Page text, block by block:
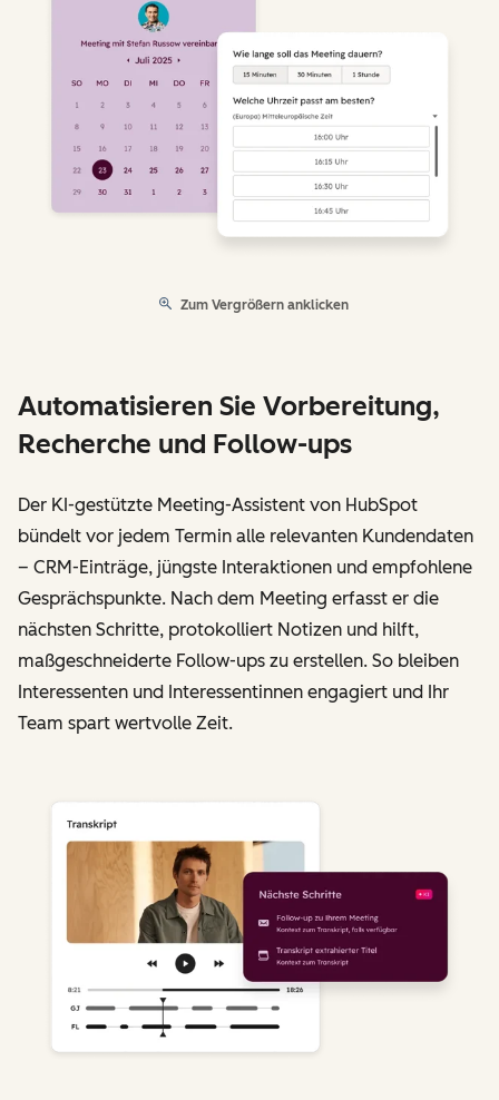
Zum Vergrößern anklicken
Automatisieren Sie Vorbereitung,
Recherche und Follow-ups
Der KI-gestützte Meeting-Assistent von HubSpot
bündelt vor jedem Termin alle relevanten Kundendaten
– CRM-Einträge, jüngste Interaktionen und empfohlene
Gesprächspunkte. Nach dem Meeting erfasst er die
nächsten Schritte, protokolliert Notizen und hilft,
maßgeschneiderte Follow-ups zu erstellen. So bleiben
Interessenten und Interessentinnen engagiert und Ihr
Team spart wertvolle Zeit.